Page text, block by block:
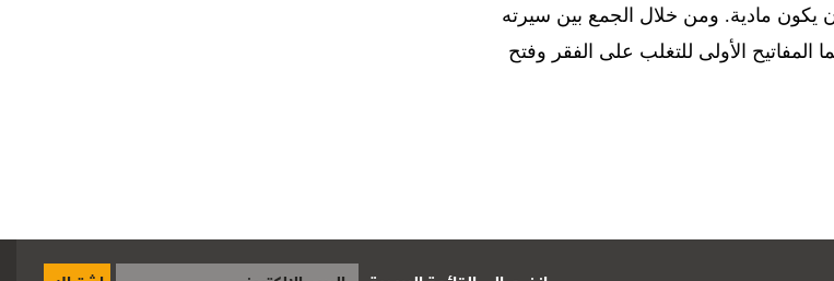
يكون مادية. ومن خلال الجمع بين سيرته
المفاتيح الأولى للتغلب على الفقر وفتح